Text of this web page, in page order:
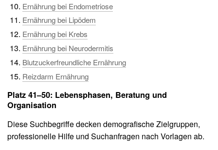
Ernährung bei Endometriose
Ernährung bei Lipödem
Ernährung bei Krebs
Ernährung bei Neurodermitis
Blutzuckerfreundliche Ernährung
Reizdarm Ernährung
Platz 41–50: Lebensphasen, Beratung und
Organisation
Diese Suchbegriffe decken demografische Zielgruppen,
professionelle Hilfe und Suchanfragen nach Vorlagen ab.